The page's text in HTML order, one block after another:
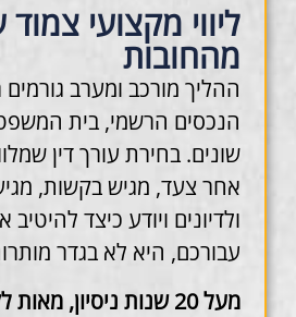
ליווי מקצועי
מהחובות
ההליך מורכב ומערב גורמים
הנכסים הרשמי, בית
שונים. בחירת עורך דין
אחר צעד, מגיש בקשות,
ולדיונים ויודע כיצד
עבורכם, היא לא בגדר
מעל 20 שנות ניסיון,